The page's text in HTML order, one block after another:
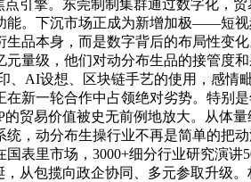
引擎。东莞制制集群通过数字化，
。下沉市场正成为新增加极——短
品本身，而是数字背后的布局性变
量级，他们对动分布生品的接管度
AI设想、区块链手艺的使用，感
新一轮合作中占领绝对劣势。特别
贸易价值被史无前例地放大。从体
，动分布生操行业不再是简单的把
表里市场，3000+细分行业研究演
，从包揽向政企协同、多元参取升